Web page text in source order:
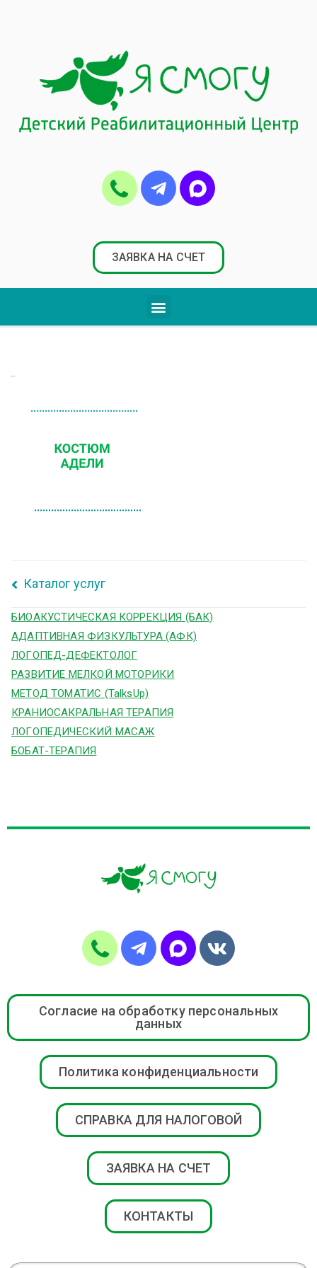
ЗАЯВКА НА СЧЕТ
Каталог услуг
БИОАКУСТИЧЕСКАЯ КОРРЕКЦИЯ (БАК)
АДАПТИВНАЯ ФИЗКУЛЬТУРА (АФК)
ЛОГОПЕД-ДЕФЕКТОЛОГ
РАЗВИТИЕ МЕЛКОЙ МОТОРИКИ
МЕТОД ТОМАТИС (TalksUp)
КРАНИОСАКРАЛЬНАЯ ТЕРАПИЯ
ЛОГОПЕДИЧЕСКИЙ МАСАЖ
БОБАТ-ТЕРАПИЯ
Согласие на обработку персональных
данных
Политика конфиденциальности
СПРАВКА ДЛЯ НАЛОГОВОЙ
ЗАЯВКА НА СЧЕТ
КОНТАКТЫ